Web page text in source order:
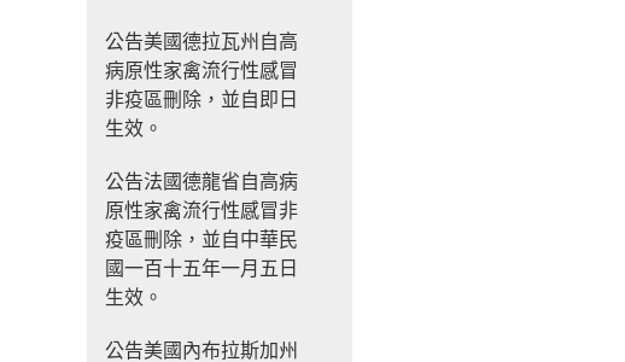
公告美國德拉瓦州自高
病原性家禽流行性感冒
非疫區刪除，並自即日
生效。
公告法國德龍省自高病
原性家禽流行性感冒非
疫區刪除，並自中華民
國一百十五年一月五日
生效。
公告美國內布拉斯加州